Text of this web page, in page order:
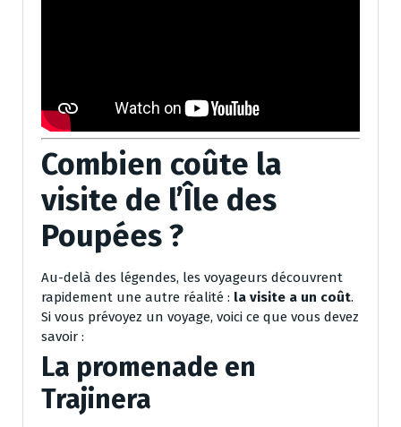
Combien coûte la
visite de l’Île des
Poupées ?
Au-delà des légendes, les voyageurs découvrent
rapidement une autre réalité : la visite a un coût.
Si vous prévoyez un voyage, voici ce que vous devez
savoir :
La promenade en
Trajinera